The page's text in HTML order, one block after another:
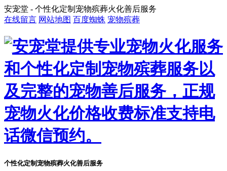
安宠堂 - 个性化定制宠物殡葬火化善后服务
在线留言 网站地图 百度蜘蛛 宠物殡葬
个性化定制宠物殡葬火化善后服务